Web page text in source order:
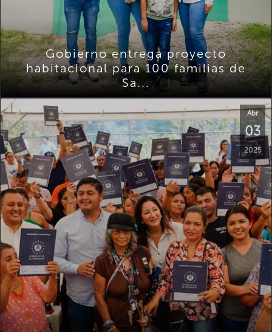
Gobierno entrega proyecto
habitacional para 100 familias de
Sa...
Abr
03
2025